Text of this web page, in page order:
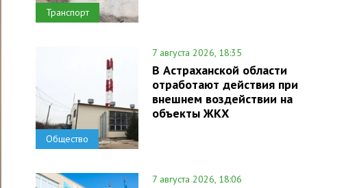
Транспорт
Общество
7 августа 2026, 18:35
В Астраханской области
отработают действия при
внешнем воздействии на
объекты ЖКХ
7 августа 2026, 18:06